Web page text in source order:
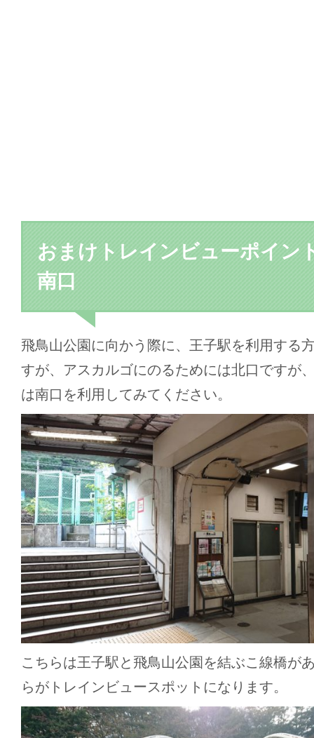
おまけトレインビューポイン
南口
飛鳥山公園に向かう際に、王子駅を利用する
すが、アスカルゴにのるためには北口ですが
は南口を利用してみてください。
こちらは王子駅と飛鳥山公園を結ぶこ線橋が
らがトレインビュースポットになります。